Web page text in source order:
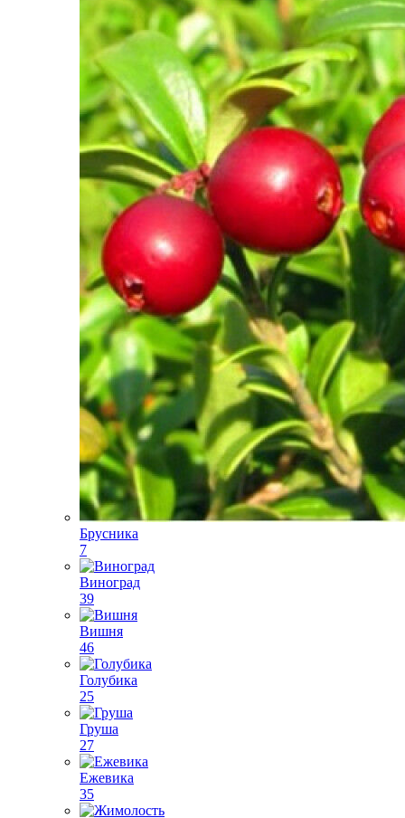
Брусника
7
Виноград
39
Вишня
46
Голубика
25
Груша
27
Ежевика
35